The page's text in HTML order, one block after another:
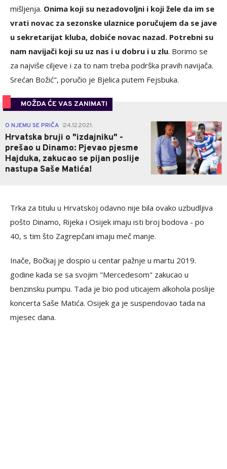
mišljenja. Onima koji su nezadovoljni i koji žele da im se
vrati novac za sezonske ulaznice poručujem da se jave
u sekretarijat kluba, dobiće novac nazad. Potrebni su
nam navijači koji su uz nas i u dobru i u zlu. Borimo se
za najviše ciljeve i za to nam treba podrška pravih navijača.
Srećan Božić", poručio je Bjelica putem Fejsbuka.
MOŽDA ĆE VAS ZANIMATI
O NJEMU SE PRIČA 24.12.2021.
Hrvatska bruji o "izdajniku" -
prešao u Dinamo: Pjevao pjesme
Hajduka, zakucao se pijan poslije
nastupa Saše Matića!
0
Trka za titulu u Hrvatskoj odavno nije bila ovako uzbudljiva
pošto Dinamo, Rijeka i Osijek imaju isti broj bodova - po
40, s tim što Zagrepčani imaju meč manje.
Inače, Bočkaj je dospio u centar pažnje u martu 2019.
godine kada se sa svojim "Mercedesom" zakucao u
benzinsku pumpu. Tada je bio pod uticajem alkohola poslije
koncerta Saše Matića. Osijek ga je suspendovao tada na
mjesec dana.